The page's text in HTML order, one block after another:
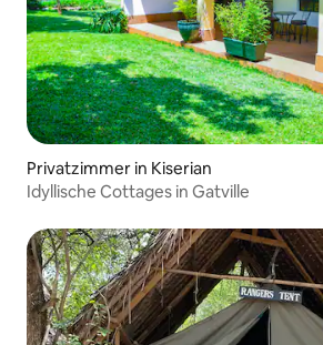
Privatzimmer in Kiserian
Idyllische Cottages in Gatville